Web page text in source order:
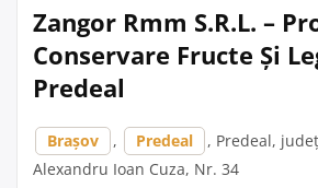
Zangor Rmm S.R.L. –
Conservare Fructe Și
Predeal
Brașov , Predeal
, Predeal,
Alexandru Ioan Cuza, Nr. 34